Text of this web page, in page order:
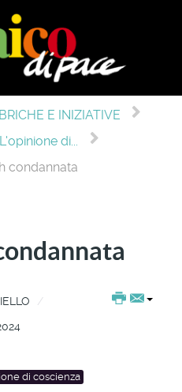
E INIZIATIVE
L'opinione di...
condannata
di coscienza